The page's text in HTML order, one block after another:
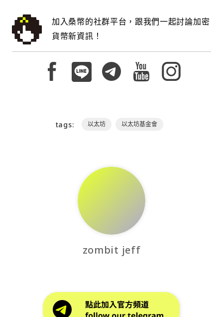
加入桑幣的社群平台，跟我們一起討論加密
貨幣新資訊！
tags: 以太坊 以太坊基金會
zombit jeff